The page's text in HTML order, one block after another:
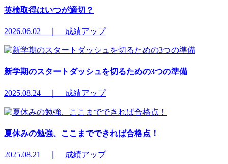
英検取得はいつが適切？
2026.06.02 ｜ 成績アップ
新学期のスタートダッシュを切るための3つの準備
2025.08.24 ｜ 成績アップ
夏休みの勉強、ここまでできれば合格点！
2025.08.21 ｜ 成績アップ